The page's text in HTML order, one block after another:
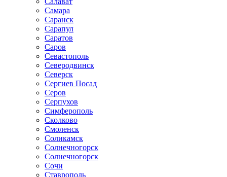
Самара
Саранск
Сарапул
Саратов
Саров
Севастополь
Северодвинск
Северск
Сергиев Посад
Серов
Серпухов
Симферополь
Сколково
Смоленск
Соликамск
Солнечногорск
Солнечногорск
Сочи
Ставрополь